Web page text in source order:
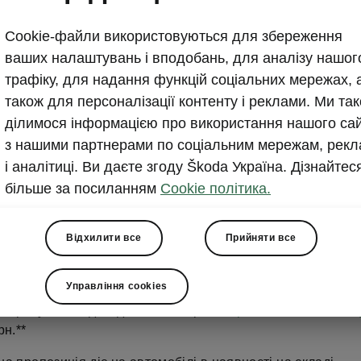
Знижка на новий Škoda
наявності
2026-07-07T07:19:46.006+00:00
Компанія Єврокар, офіційний дистриб'ютор
оголошує спеціальну пропозицію на новий Škoda
до 31 серпня 2026 року клієнти можуть придбати
Cookie-файли використовуються для збереження
ваших налаштувань і вподобань, для аналізу
трафіку, для надання функцій соціальних мережах,
також для персоналізації контенту і реклами. Ми
ділимося інформацією про використання нашого
з нашими партнерами по соціальним мережам,
і аналітиці. Ви даєте згоду Škoda Україна.
більше за посиланням Cookie політика.
Відхилити все Прийняти все
Управління cookies